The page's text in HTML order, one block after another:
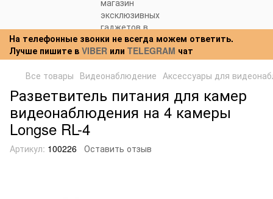
На телефонные звонки не всегда можем ответить.
Лучше пишите в VIBER или TELEGRAM чат
Все товары Видеонаблюдение Аксессуары для
Разветвитель питания для камер
видеонаблюдения на 4 камеры
Longse RL-4
Артикул: 100226 Оставить отзыв